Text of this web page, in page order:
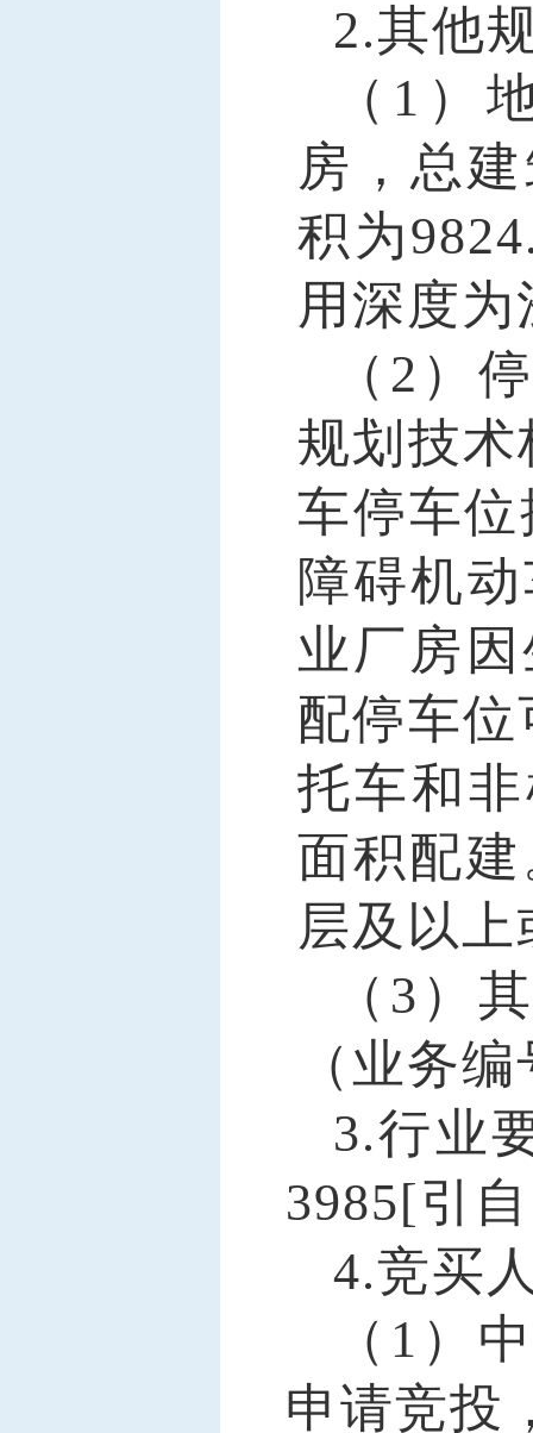
2.其他
（ 1）
房，总
积为
用深度
（ 2）
规划技
车停车
障碍机
业厂房
配停车
托车和
面积配
层及以
（ 3）
（业务
3.行业
3985[引
4.竞买
（ 1）
申请竞投